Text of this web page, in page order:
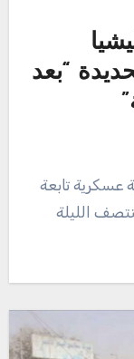
“بعد
الليلة